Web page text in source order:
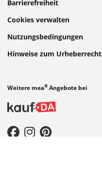
Barrierefreiheit
Cookies verwalten
Nutzungsbedingungen
Hinweise zum Urheberrecht
Weitere mea® Angebote bei